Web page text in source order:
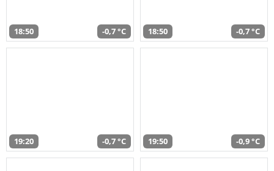
18:50 -0,7 °C 18:50 -0,7 °C
19:20 -0,7 °C 19:50 -0,9 °C